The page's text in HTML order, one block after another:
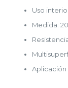
Uso
Medida:
Aplicación